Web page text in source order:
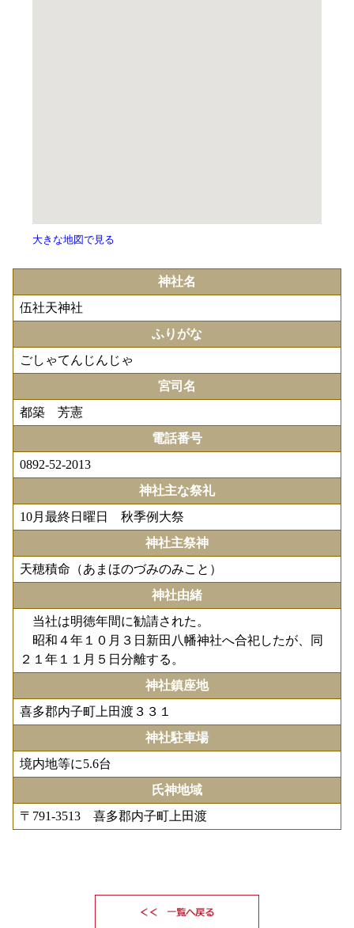
大きな地図で見る
神社名
伍社天神社
ふりがな
ごしゃてんじんじゃ
宮司名
都築 芳憲
電話番号
0892-52-2013
神社主な祭礼
10月最終日曜日 秋季例大祭
神社主祭神
天穂積命（あまほのづみのみこと）
神社由緒
当社は明徳年間に勧請された。
昭和４年１０月３日新田八幡神社へ合祀したが、同
２１年１１月５日分離する。
神社鎮座地
喜多郡内子町上田渡３３１
神社駐車場
境内地等に5.6台
氏神地域
〒791‐3513 喜多郡内子町上田渡